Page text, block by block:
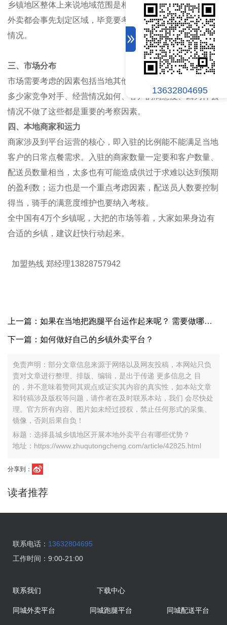
13632804695
乡镇地区整体上来说地域范围是相当广的，但一般开展本地
外卖都会事先划定区域，毕竟要考虑运力问题和客户的分布
情况。
三、市场分布
市场需要考虑的因素包括当地其他外卖平台的发展情况，有
多少家竞争对手、经营情况如何、客户的满意度、因为什么
情况不做了这些都是重要的考察因素。
四、本地商家和运力
商家涉及到平台运营的核心，即入驻的比例能不能满足当地
客户的日常 点餐需求。入驻的商家数量一定要和客户数量、
配送员数量相当，太多也有可能造成供过于求难以达到预期
的盈利数 ；运力也是一个重点考虑因素，配送员人数要控制
得当，骑手的满意度维护也要纳入考核。
全中国有4万个乡镇呢，大把的市场等着，大家如果身边有
合适的乡镇，建议赶快行动起来。
加盟热线 郑经理13828757942
上一篇：如果在当地把跑腿平台运作起来呢？ 需要做哪些准备工作呢？
下一篇：如何做好自己的乡镇外卖平台？
免责声明：部分文章信息来源于网络以及网友投稿，本网站只负
责对文章进行整理、排版、编辑，是出于传递 更多信息之 目
的，并不意味着赞同其观点或证实其内容的真实性，如本站文章
和转稿涉及版权等问题，请作者在及时联系本站，我们 会尽快处
理。官方所有内容、图片如未经过授权，禁止任何形式的采集、
镜像，否则后果自负！
标题：选择县城乡镇地区开展本地外卖平台有哪些优势？
地址：https://www.zhuqutongcheng.com/article/42825.html
分享到：
读者推荐
联系电话： 13632804695
工作时间： 9:00-21:00
联系我们 下载中心
同城外卖平台 同城跑腿平台 同城配送平台